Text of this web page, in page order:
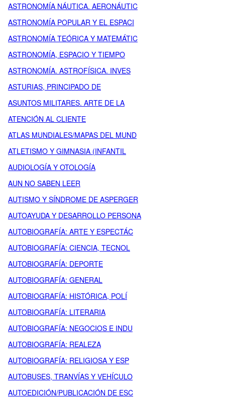
ASTRONOMÍA NÁUTICA. AERONÁUTIC
ASTRONOMÍA POPULAR Y EL ESPACI
ASTRONOMÍA TEÓRICA Y MATEMÁTIC
ASTRONOMÍA, ESPACIO Y TIEMPO
ASTRONOMÍA. ASTROFÍSICA. INVES
ASTURIAS, PRINCIPADO DE
ASUNTOS MILITARES. ARTE DE LA
ATENCIÓN AL CLIENTE
ATLAS MUNDIALES/MAPAS DEL MUND
ATLETISMO Y GIMNASIA (INFANTIL
AUDIOLOGÍA Y OTOLOGÍA
AUN NO SABEN LEER
AUTISMO Y SÍNDROME DE ASPERGER
AUTOAYUDA Y DESARROLLO PERSONA
AUTOBIOGRAFÍA: ARTE Y ESPECTÁC
AUTOBIOGRAFÍA: CIENCIA, TECNOL
AUTOBIOGRAFÍA: DEPORTE
AUTOBIOGRAFÍA: GENERAL
AUTOBIOGRAFÍA: HISTÓRICA, POLÍ
AUTOBIOGRAFÍA: LITERARIA
AUTOBIOGRAFÍA: NEGOCIOS E INDU
AUTOBIOGRAFÍA: REALEZA
AUTOBIOGRAFÍA: RELIGIOSA Y ESP
AUTOBUSES, TRANVÍAS Y VEHÍCULO
AUTOEDICIÓN/PUBLICACIÓN DE ESC